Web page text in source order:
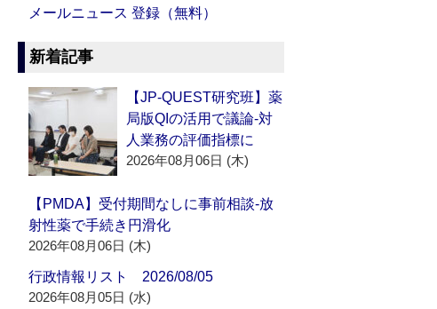
メールニュース 登録（無料）
新着記事
【JP-QUEST研究班】薬
局版QIの活用で議論‐対
人業務の評価指標に
2026年08月06日 (木)
【PMDA】受付期間なしに事前相談‐放
射性薬で手続き円滑化
2026年08月06日 (木)
行政情報リスト 2026/08/05
2026年08月05日 (水)